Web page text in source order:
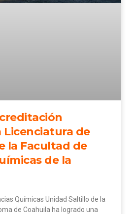
Licenciatura de
la Facultad de
de la
Químicas Unidad Saltillo de la
de Coahuila ha logrado una